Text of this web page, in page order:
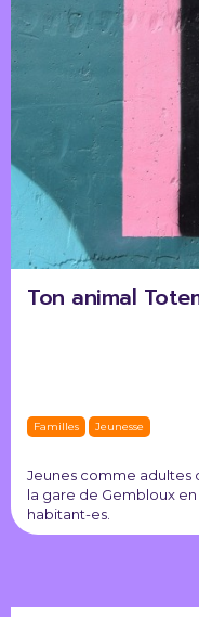
Ton animal
Familles Jeunesse
Jeunes comme adultes
la gare de Gembloux
habitant-es.